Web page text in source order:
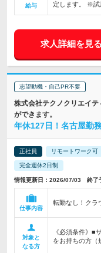
給与
定します。 ※試
求人詳細を見る
志望動機・自己PR不要
株式会社テクノクリエイ
ができます。
年休127日！名古屋勤
正社員 リモートワーク可
完全週休2日制
情報更新日：2026/07/03 終了
仕事内容
転勤なし！クラ
対象と
なる方
《必須条件》■
をお持ちの方（